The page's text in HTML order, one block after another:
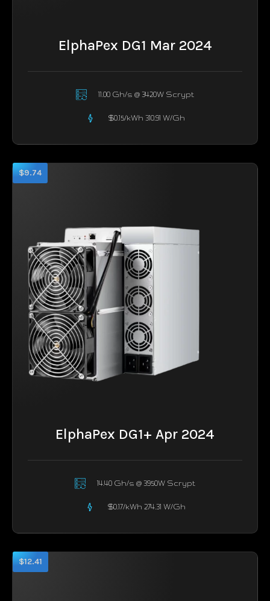
ElphaPex DG1 Mar 2024
11.00 Gh/s @ 3420W Scrypt
$0.15/kWh 310.91 W/Gh
ElphaPex DG1+ Apr 2024
$9.74
14.40 Gh/s @ 3950W Scrypt
$0.17/kWh 274.31 W/Gh
$12.41